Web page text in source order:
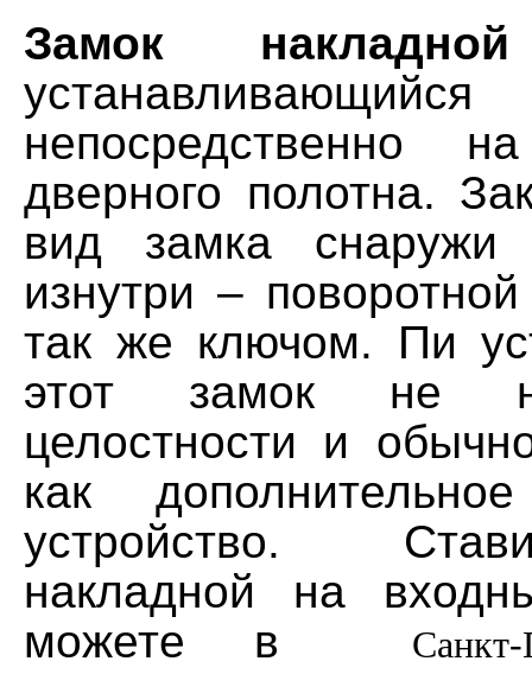
Замок накладной
устанавливающийся
непосредственно
дверного полотна.
вид замка
изнутри –
так же ключом. Пи
этот замок не
целостности и
как
устройство.
накладной на
можете в
Санкт-